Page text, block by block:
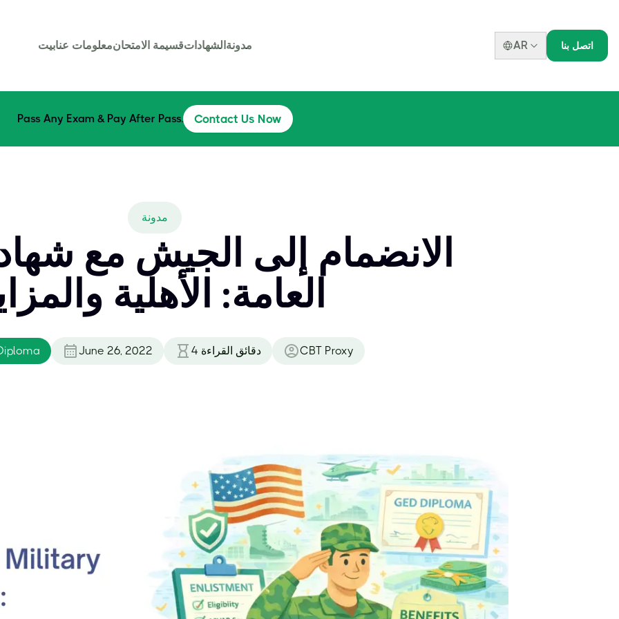
بيتمعلومات عناقسيمة الامتحانالشهاداتمدونة AR اتصل بنا
Pass Any Exam & Pay After Pass. Contact Us Now
مدونة
الانضمام إلى الجيش مع
العامة: الأهلية
June 26, 2022 4 دقائق القراءة CBT Proxy